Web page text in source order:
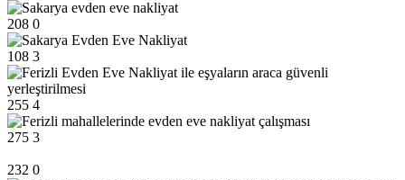
208 0
108 3
255 4
275 3
232 0